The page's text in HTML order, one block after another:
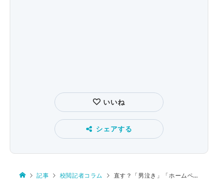
いいね
シェアする
記事 校閲記者コラム 直す？「男泣き」「ホームページ」「…と力を込めた」